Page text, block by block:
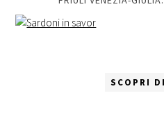
SCOPRI